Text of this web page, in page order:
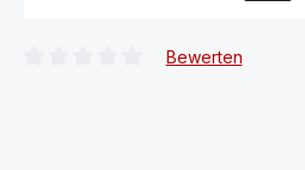
Bewerten